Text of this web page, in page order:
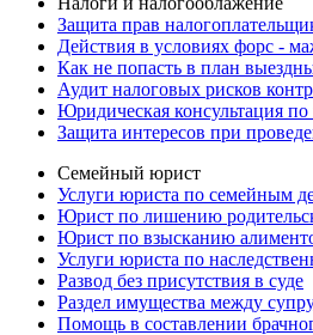
Защита прав
Действия в условиях форс -
Как не попасть в план
Аудит налоговых рисков
Юридическая консультация
Защита интересов при
Семейный юрист
Услуги юриста по семейным
Юрист по лишению
Юрист по взысканию
Услуги юриста по
Развод без присутствия в суде
Раздел имущества между
Помощь в составлении